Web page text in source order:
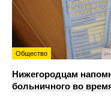
Общество
Нижегородцам
больничного во